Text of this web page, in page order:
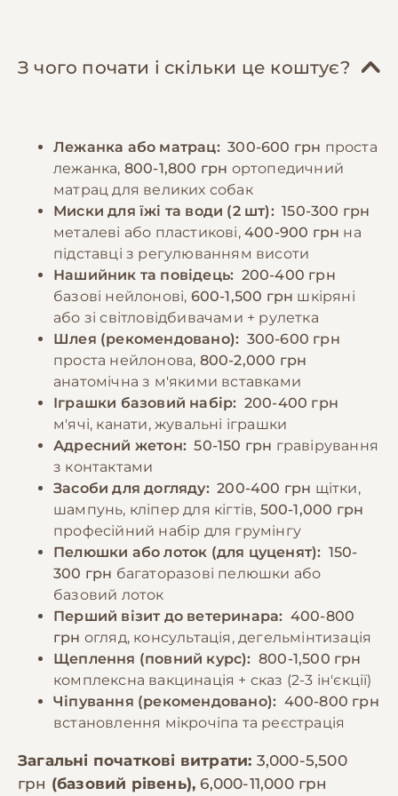
навчання базовим командам з раннього віку,
обов'язковими елементами догляду.
🎁 −10% на зоотовари
За промокодом E-PET
кількість білків, жирів та вуглеводів у
правильному співвідношенні. Дорослих
Порції мають відповідати розміру та
енергетичним потребам собаки. Необхідно
забезпечити постійний доступ до свіжої
води та слідкувати за реакцією організму на
різні продукти.
🎁 −10% на зоотовари
За промокодом E-PET
З чого почати і скільки це коштує?
Лежанка або матрац: 300-600 грн проста
лежанка, 800-1,800 грн ортопедичний
матрац для великих собак
Миски для їжі та води (2 шт): 150-300 грн
металеві або пластикові, 400-900 грн на
підставці з регулюванням висоти
Нашийник та повідець: 200-400 грн
базові нейлонові, 600-1,500 грн шкіряні
або зі світловідбивачами + рулетка
Шлея (рекомендовано): 300-600 грн
проста нейлонова, 800-2,000 грн
анатомічна з м'якими вставками
Іграшки базовий набір: 200-400 грн
м'ячі, канати, жувальні іграшки
Адресний жетон: 50-150 грн гравірування
з контактами
Засоби для догляду: 200-400 грн щітки,
шампунь, кліпер для кігтів, 500-1,000 грн
професійний набір для грумінгу
Пелюшки або лоток (для цуценят): 150-
300 грн багаторазові пелюшки або
базовий лоток
Перший візит до ветеринара: 400-800
грн огляд, консультація, дегельмінтизація
Щеплення (повний курс): 800-1,500 грн
комплексна вакцинація + сказ (2-3 ін'єкції)
Чіпування (рекомендовано): 400-800 грн
встановлення мікрочіпа та реєстрація
Загальні початкові витрати: 3,000-5,500
грн (базовий рівень),6,000-11,000 грн